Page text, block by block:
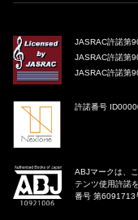
JASRAC許諾第
JASRAC許諾第
JASRAC許諾第
許諾番号
ABJマークは、
テンツ使用許諾
番号 第6091713